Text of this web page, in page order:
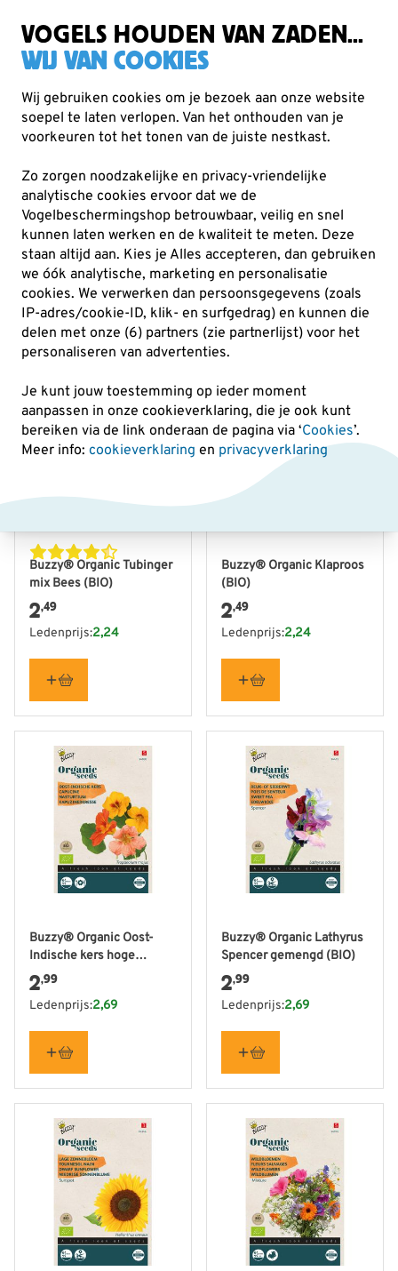
VOGELS HOUDEN VAN ZADEN...
WIJ VAN COOKIES
Wij gebruiken cookies om je bezoek aan onze website
soepel te laten verlopen. Van het onthouden van je
voorkeuren tot het tonen van de juiste nestkast.
Zo zorgen noodzakelijke en privacy-vriendelijke
analytische cookies ervoor dat we de
Vogelbeschermingshop betrouwbaar, veilig en snel
kunnen laten werken en de kwaliteit te meten. Deze
staan altijd aan. Kies je Alles accepteren, dan gebruiken
we óók analytische, marketing en personalisatie
cookies. We verwerken dan persoonsgegevens (zoals
IP-adres/cookie-ID, klik- en surfgedrag) en kunnen die
delen met onze (6) partners (zie partnerlijst) voor het
personaliseren van advertenties.
Je kunt jouw toestemming op ieder moment
aanpassen in onze cookieverklaring, die je ook kunt
bereiken via de link onderaan de pagina via ‘Cookies’.
Meer info: cookieverklaring en privacyverklaring
Planten
Met biologische zaden creëer je eenvoudig een
natuurlijke en levendige tuin of balkon. Deze SKAL-
gecertificeerde zaden zorgen voor bloemen en planten
Lees meer
12 producten
Buzzy® Organic Tubinger
mix Bees (BIO)
2,49
Ledenprijs:2,24
Buzzy® Organic Klaproos
(BIO)
2,49
Ledenprijs:2,24
Buzzy® Organic Oost-
Indische kers hoge
gemengd (BIO)
2,99
Ledenprijs:2,69
Buzzy® Organic Lathyrus
Spencer gemengd (BIO)
2,99
Ledenprijs:2,69